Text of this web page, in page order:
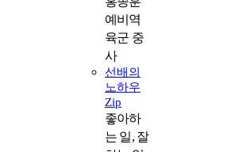
예비역
육군 중
사
선배의
노하우
Zip
좋아하
는 일, 잘